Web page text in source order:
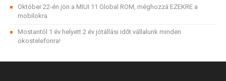
Október 22-én jön a MIUI 11 Global ROM, méghozzá EZEKRE a
mobilokra
Mostantól 1 év helyett 2 év jótállási időt vállalunk minden
okostelefonra!